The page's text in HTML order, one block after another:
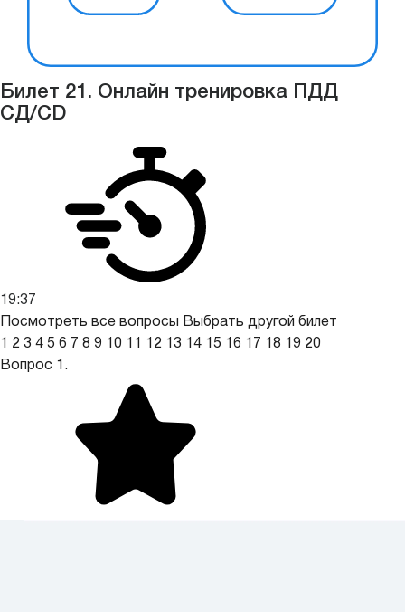
Билет 21. Онлайн тренировка ПДД
СД/CD
19:36
Посмотреть все вопросы
Выбрать другой билет
1
2 3 4 5 6 7 8 9 10 11 12 13 14 15 16 17 18 19 20
Вопрос 1.